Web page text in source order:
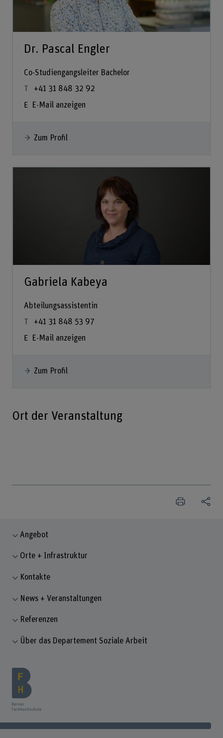
Dr. Pascal Engler
Co-Studiengangsleiter Bachelor
+41 31 848 32 92
E-Mail anzeigen
Zum Profil
Gabriela Kabeya
Abteilungsassistentin
+41 31 848 53 97
E-Mail anzeigen
Zum Profil
Ort der Veranstaltung
Angebot
Orte + Infrastruktur
Kontakte
News + Veranstaltungen
Referenzen
Über das Departement Soziale Arbeit